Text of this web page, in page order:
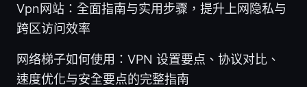
Vpn网站：全面指南与实用步骤，提升上网隐私与
跨区访问效率
网络梯子如何使用：VPN 设置要点、协议对比、
速度优化与安全要点的完整指南